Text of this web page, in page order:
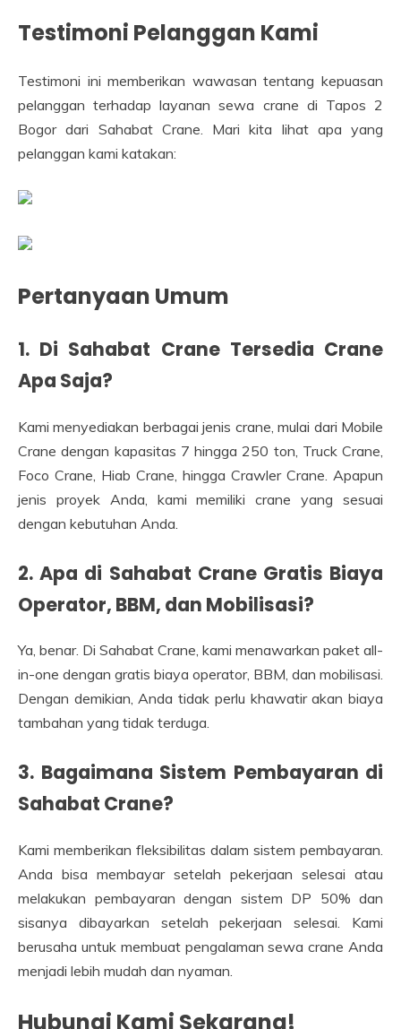
Testimoni Pelanggan Kami
Testimoni ini memberikan wawasan tentang kepuasan
pelanggan terhadap layanan sewa crane di Tapos 2
Bogor dari Sahabat Crane. Mari kita lihat apa yang
pelanggan kami katakan:
Pertanyaan Umum
1. Di Sahabat Crane Tersedia Crane
Apa Saja?
Kami menyediakan berbagai jenis crane, mulai dari Mobile
Crane dengan kapasitas 7 hingga 250 ton, Truck Crane,
Foco Crane, Hiab Crane, hingga Crawler Crane. Apapun
jenis proyek Anda, kami memiliki crane yang sesuai
dengan kebutuhan Anda.
2. Apa di Sahabat Crane Gratis Biaya
Operator, BBM, dan Mobilisasi?
Ya, benar. Di Sahabat Crane, kami menawarkan paket all-
in-one dengan gratis biaya operator, BBM, dan mobilisasi.
Dengan demikian, Anda tidak perlu khawatir akan biaya
tambahan yang tidak terduga.
3. Bagaimana Sistem Pembayaran di
Sahabat Crane?
Kami memberikan fleksibilitas dalam sistem pembayaran.
Anda bisa membayar setelah pekerjaan selesai atau
melakukan pembayaran dengan sistem DP 50% dan
sisanya dibayarkan setelah pekerjaan selesai. Kami
berusaha untuk membuat pengalaman sewa crane Anda
menjadi lebih mudah dan nyaman.
Hubungi Kami Sekarang!